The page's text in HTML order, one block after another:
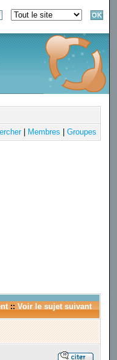
| Membres Groupes
:: Voir le sujet suivant